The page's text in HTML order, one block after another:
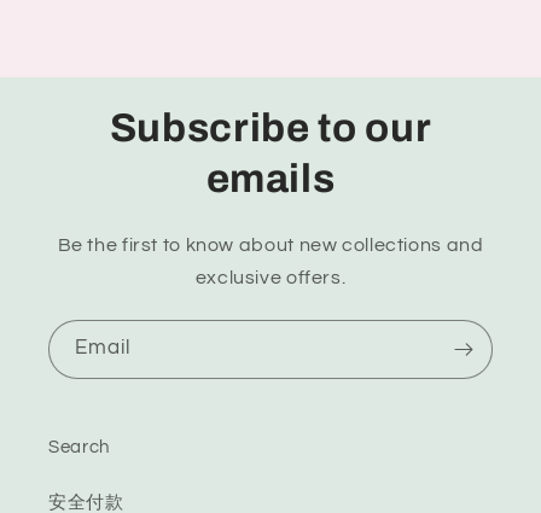
Subscribe to our
emails
Be the first to know about new collections and
exclusive offers.
Email
Search
安全付款